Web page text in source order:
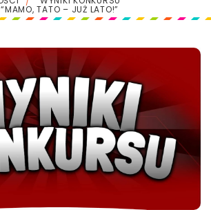
TATO – JUŻ LATO!”